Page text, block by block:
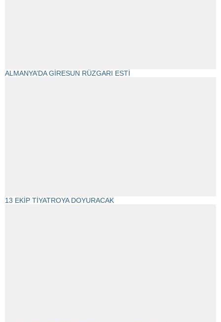
ALMANYA’DA GİRESUN RÜZGARI ESTİ
13 EKİP TİYATROYA DOYURACAK